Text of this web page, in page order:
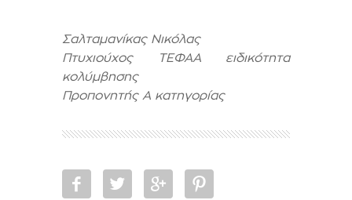
Σαλταμανίκας Νικόλας
Πτυχιούχος ΤΕΦΑΑ ειδικότητα
κολύμβησης
Προπονητής Α κατηγορίας